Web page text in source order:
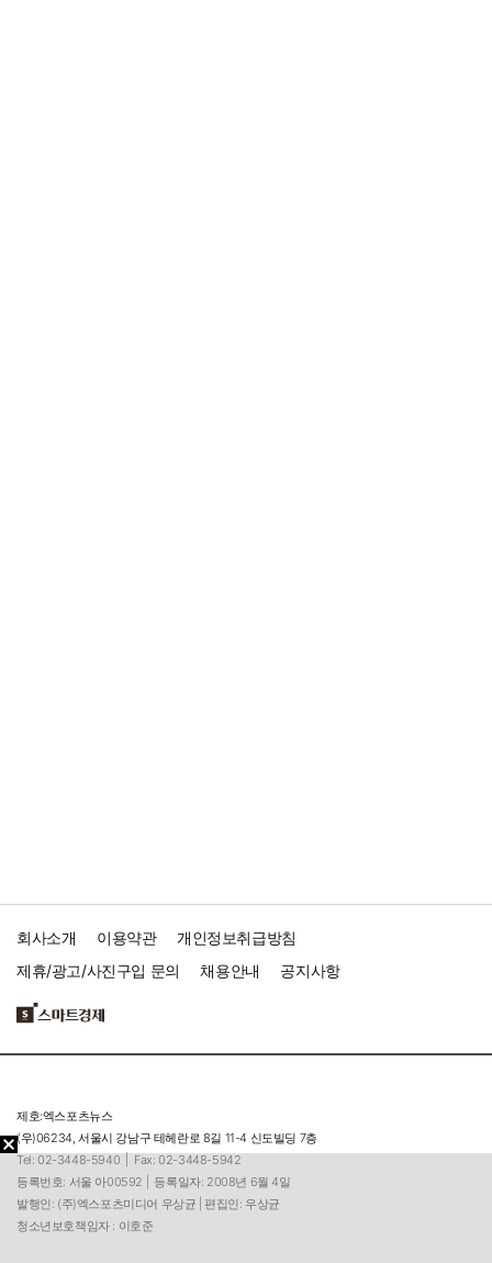
회사소개 이용약관
개인정보취급방침
제휴/광고/사진구입 문의
채용안내 공지사항
제호:엑스포츠뉴스
(우)06234, 서울시 강남구 테헤란로 8길 11-4 신도빌딩 7층
Tel: 02-3448-5940 |
Fax: 02-3448-5942
등록번호: 서울 아00592 |
등록일자: 2008년 6월 4일
발행인: (주)엑스포츠미디어 우상균 | 편집인: 우상균
청소년보호책임자 : 이호준